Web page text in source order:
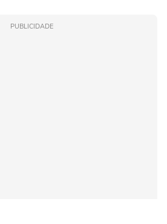
PUBLICIDADE